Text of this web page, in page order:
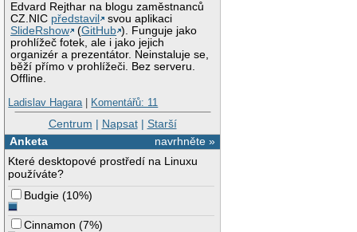
Edvard Rejthar na blogu zaměstnanců
CZ.NIC představil
svou aplikaci
SlideRshow
(GitHub ). Funguje jako
prohlížeč fotek, ale i jako jejich
organizér a prezentátor. Neinstaluje se,
běží přímo v prohlížeči. Bez serveru.
Offline.
Ladislav Hagara| Komentářů: 11
Centrum | Napsat| Starší
navrhněte »
Anketa
Které desktopové prostředí na Linuxu
používáte?
Budgie (10%)
Cinnamon (7%)